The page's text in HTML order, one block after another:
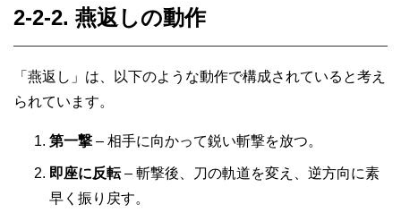
2-2-2. 燕返しの動作
「燕返し」は、以下のような動作で構成されていると考え
られています。
第一撃 – 相手に向かって鋭い斬撃を放つ。
即座に反転– 斬撃後、刀の軌道を変え、逆方向に素
早く振り戻す。